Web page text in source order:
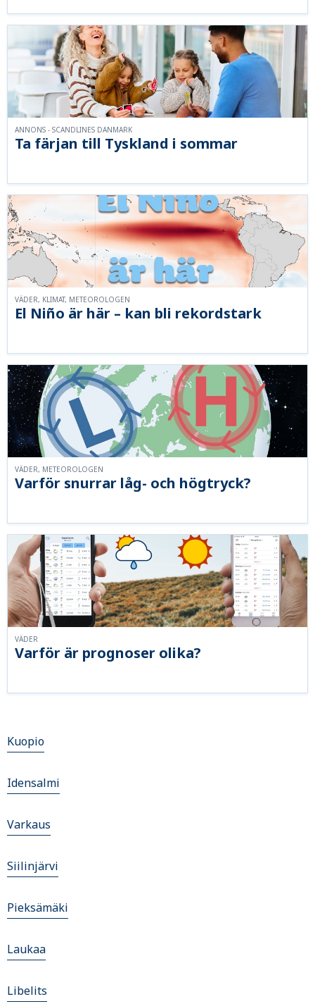
Ta färjan till Tyskland i sommar
ANNONS - SCANDLINES DANMARK
El Niño är här – kan bli rekordstark
VÄDER, KLIMAT, METEOROLOGEN
Varför snurrar låg- och högtryck?
VÄDER, METEOROLOGEN
Varför är prognoser olika?
VÄDER
Kuopio
Idensalmi
Varkaus
Siilinjärvi
Pieksämäki
Laukaa
Libelits